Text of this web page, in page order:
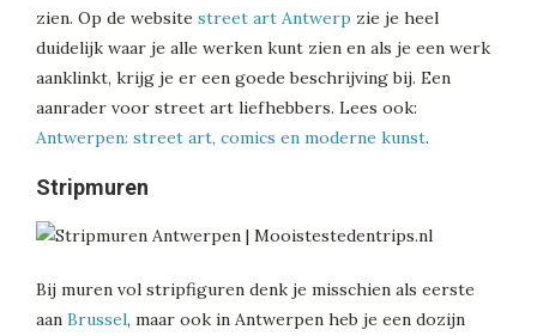
zien. Op de website street art Antwerp zie je heel
duidelijk waar je alle werken kunt zien en als je een werk
aanklinkt, krijg je er een goede beschrijving bij. Een
aanrader voor street art liefhebbers. Lees ook:
Antwerpen: street art, comics en moderne kunst.
Stripmuren
Bij muren vol stripfiguren denk je misschien als eerste
aan Brussel, maar ook in Antwerpen heb je een dozijn